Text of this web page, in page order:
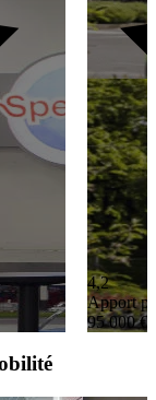
4,2
Apport
95 000 €